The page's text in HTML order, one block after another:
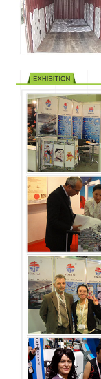
Larghezza
Certificazione
bagnatura